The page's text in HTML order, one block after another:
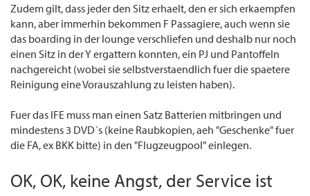
Zudem gilt, dass jeder den Sitz erhaelt, den er sich erkaempfen
kann, aber immerhin bekommen F Passagiere, auch wenn sie
das boarding in der lounge verschliefen und deshalb nur noch
einen Sitz in der Y ergattern konnten, ein PJ und Pantoffeln
nachgereicht (wobei sie selbstverstaendlich fuer die spaetere
Reinigung eine Vorauszahlung zu leisten haben).
Fuer das IFE muss man einen Satz Batterien mitbringen und
mindestens 3 DVD´s (keine Raubkopien, aeh "Geschenke" fuer
die FA, ex BKK bitte) in den "Flugzeugpool" einlegen.
OK, OK, keine Angst, der Service ist